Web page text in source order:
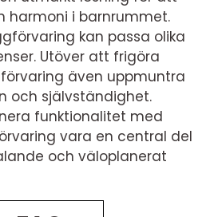
harmoni i barnrummet.
kan passa olika
Utöver att frigöra
även uppmuntra
och självständighet.
funktionalitet med
vara en central del
och väloplanerat